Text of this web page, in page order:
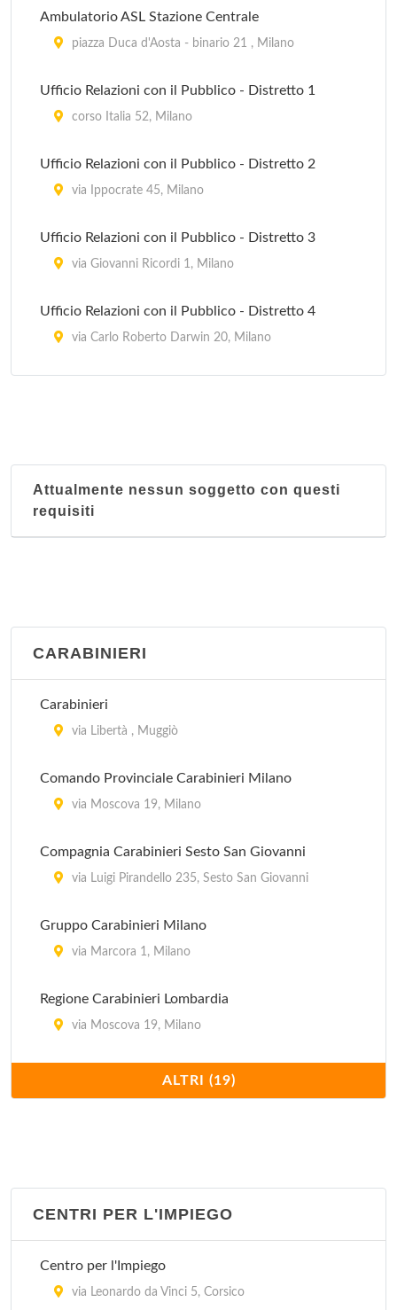
Ambulatorio ASL Stazione Centrale
piazza Duca d'Aosta - binario 21 , Milano
Ufficio Relazioni con il Pubblico - Distretto 1
corso Italia 52, Milano
Ufficio Relazioni con il Pubblico - Distretto 2
via Ippocrate 45, Milano
Ufficio Relazioni con il Pubblico - Distretto 3
via Giovanni Ricordi 1, Milano
Ufficio Relazioni con il Pubblico - Distretto 4
via Carlo Roberto Darwin 20, Milano
Attualmente nessun soggetto con questi
requisiti
CARABINIERI
Carabinieri
via Libertà , Muggiò
Comando Provinciale Carabinieri Milano
via Moscova 19, Milano
Compagnia Carabinieri Sesto San Giovanni
via Luigi Pirandello 235, Sesto San Giovanni
Gruppo Carabinieri Milano
via Marcora 1, Milano
Regione Carabinieri Lombardia
via Moscova 19, Milano
Stazione Carabinieri Aeroporto Milano Linate
viale Enrico Forlanini (all'interno dell'Aeroporto
via Enrico Cialdini 131, Milano
Stazione Carabinieri Milano Barona
via Lago Di Nemi 33, Milano
ALTRI (19)
CENTRI PER L'IMPIEGO
Centro per l'Impiego
via Leonardo da Vinci 5, Corsico